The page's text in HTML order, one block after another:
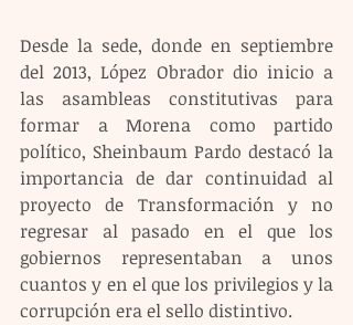
Desde la sede, donde en septiembre
del 2013, López Obrador dio inicio a
las asambleas constitutivas para
formar a Morena como partido
político, Sheinbaum Pardo destacó la
importancia de dar continuidad al
proyecto de Transformación y no
regresar al pasado en el que los
gobiernos representaban a unos
cuantos y en el que los privilegios y la
corrupción era el sello distintivo.